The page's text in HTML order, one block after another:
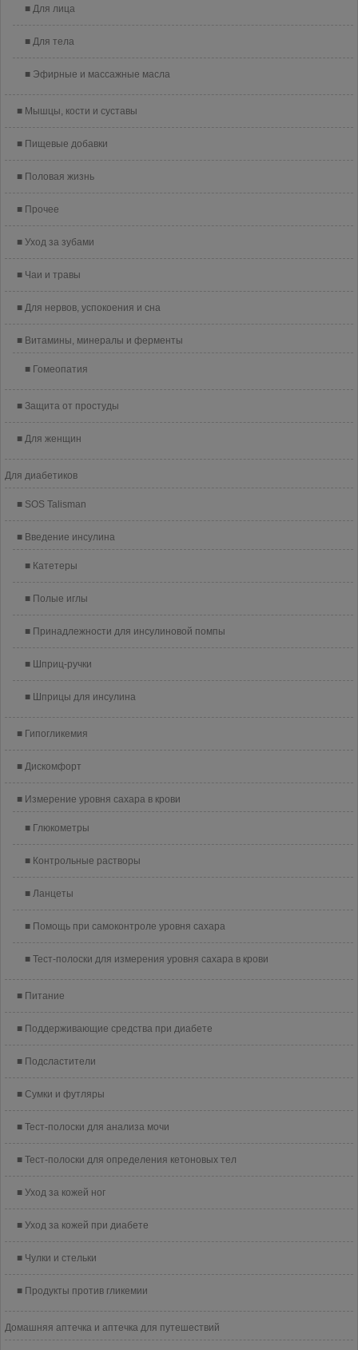
Для лица
Для тела
Эфирные и массажные масла
Мышцы, кости и суставы
Пищевые добавки
Половая жизнь
Прочее
Уход за зубами
Чаи и травы
Для нервов, успокоения и сна
Витамины, минералы и ферменты
Гомеопатия
Защита от простуды
Для женщин
Для диабетиков
SOS Talisman
Введение инсулина
Катетеры
Полые иглы
Принадлежности для инсулиновой помпы
Шприц-ручки
Шприцы для инсулина
Гипогликемия
Дискомфорт
Измерение уровня сахара в крови
Глюкометры
Контрольные растворы
Ланцеты
Помощь при самоконтроле уровня сахара
Тест-полоски для измерения уровня сахара в крови
Питание
Поддерживающие средства при диабете
Подсластители
Сумки и футляры
Тест-полоски для анализа мочи
Тест-полоски для определения кетоновых тел
Уход за кожей ног
Уход за кожей при диабете
Чулки и стельки
Продукты против гликемии
Домашняя аптечка и аптечка для путешествий